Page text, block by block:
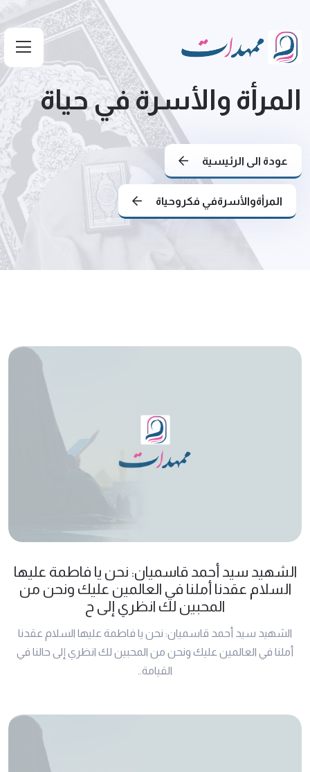
المرأة والأسرة في حياة
عودة الى الرئيسية
المرأةوالأسرةفي فكروحياة
الشهيد سيد أحمد قاسميان: نحن يا فاطمة عليها
السلام عقدنا أملنا في العالمين عليك ونحن من
المحبين لك انظري إلى ح
الشهيد سيد أحمد قاسميان: نحن يا فاطمة عليها السلام عقدنا
أملنا في العالمين عليك ونحن من المحبين لك انظري إلى حالنا في
القيامة..